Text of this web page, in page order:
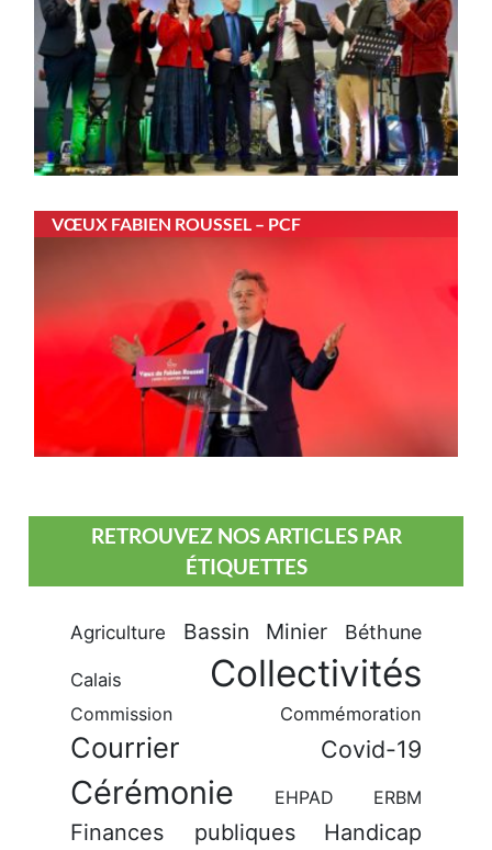
VŒUX FABIEN ROUSSEL – PCF
RETROUVEZ NOS ARTICLES PAR
ÉTIQUETTES
Agriculture Bassin Minier Béthune
Calais Collectivités
Commission Commémoration
Courrier Covid-19
Cérémonie EHPAD ERBM
Finances publiques Handicap